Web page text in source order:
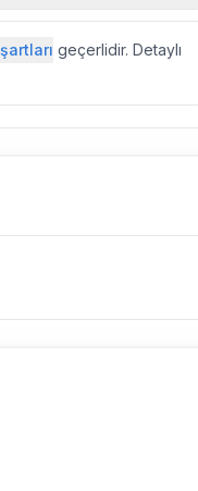
kelebek, böcek, sinek
olarak altyapı
geçerlidir. Detaylı